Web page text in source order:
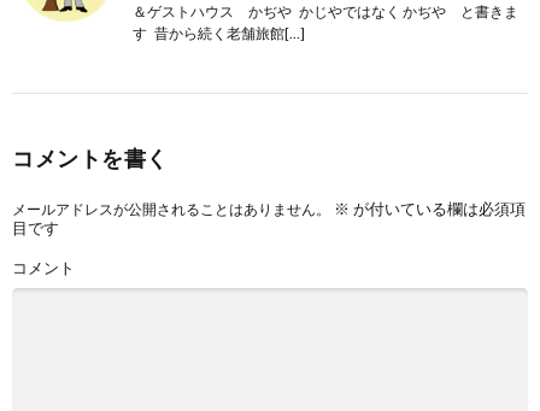
＆ゲストハウス かぢや かじやではなく かぢや と書きま
す 昔から続く老舗旅館[…]
コメントを書く
メールアドレスが公開されることはありません。 ※ が付いている欄は必須項
目です
コメント